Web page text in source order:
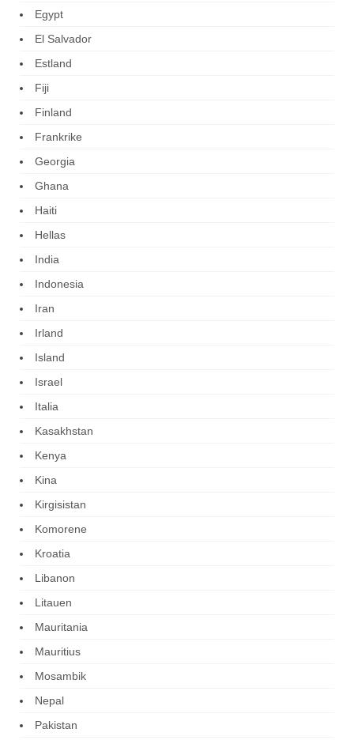
Egypt
El Salvador
Estland
Fiji
Finland
Frankrike
Georgia
Ghana
Haiti
Hellas
India
Indonesia
Iran
Irland
Island
Israel
Italia
Kasakhstan
Kenya
Kina
Kirgisistan
Komorene
Kroatia
Libanon
Litauen
Mauritania
Mauritius
Mosambik
Nepal
Pakistan